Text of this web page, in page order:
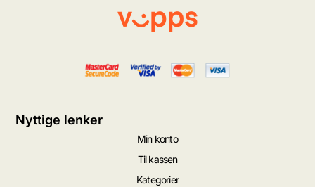
Nyttige lenker
Min konto
Til kassen
Kategorier